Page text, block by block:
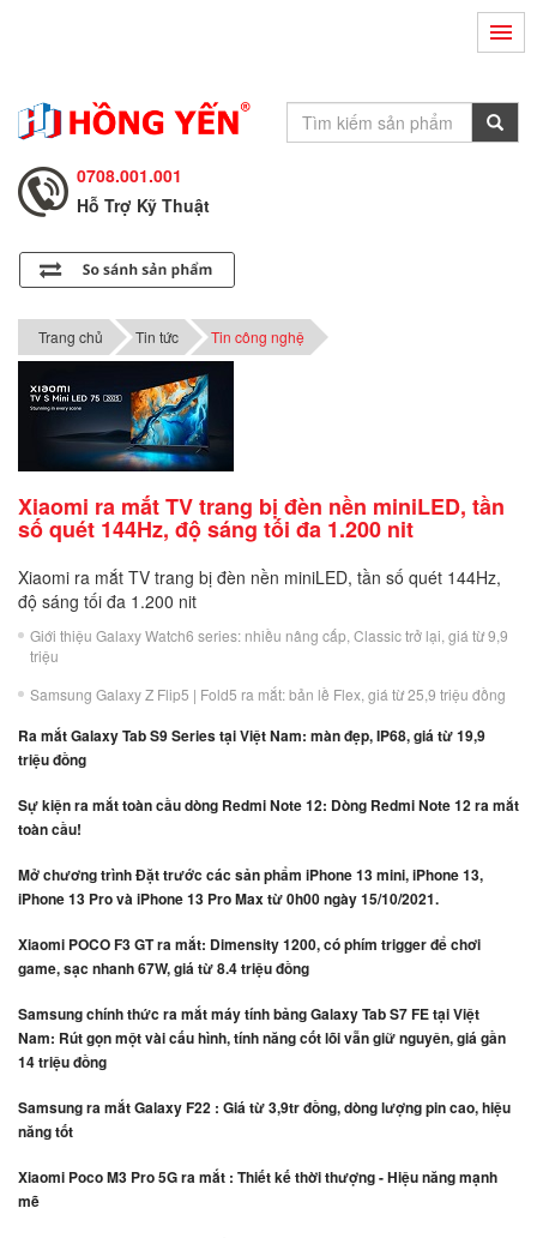
0708.002.002
Tư Vấn Bán Hàng
Hỗ Trợ Kỹ Thuật
0708.002.002
0708.001.001
Trang chủ Tin tức Tin công nghệ
Xiaomi ra mắt TV trang bị đèn nền miniLED, tần
số quét 144Hz, độ sáng tối đa 1.200 nit
Xiaomi ra mắt TV trang bị đèn nền miniLED, tần số quét 144Hz,
độ sáng tối đa 1.200 nit
Giới thiệu Galaxy Watch6 series: nhiều nâng cấp, Classic trở lại, giá từ 9,9
triệu
Samsung Galaxy Z Flip5 | Fold5 ra mắt: bản lề Flex, giá từ 25,9 triệu đồng
Ra mắt Galaxy Tab S9 Series tại Việt Nam: màn đẹp, IP68, giá từ 19,9
triệu đồng
Sự kiện ra mắt toàn cầu dòng Redmi Note 12: Dòng Redmi Note 12 ra mắt
toàn cầu!
Mở chương trình Đặt trước các sản phẩm iPhone 13 mini, iPhone 13,
iPhone 13 Pro và iPhone 13 Pro Max từ 0h00 ngày 15/10/2021.
Xiaomi POCO F3 GT ra mắt: Dimensity 1200, có phím trigger để chơi
game, sạc nhanh 67W, giá từ 8.4 triệu đồng
Samsung chính thức ra mắt máy tính bảng Galaxy Tab S7 FE tại Việt
Nam: Rút gọn một vài cấu hình, tính năng cốt lõi vẫn giữ nguyên, giá gần
14 triệu đồng
Samsung ra mắt Galaxy F22 : Giá từ 3,9tr đồng, dòng lượng pin cao, hiệu
năng tốt
Xiaomi Poco M3 Pro 5G ra mắt : Thiết kế thời thượng - Hiệu năng mạnh
mẽ